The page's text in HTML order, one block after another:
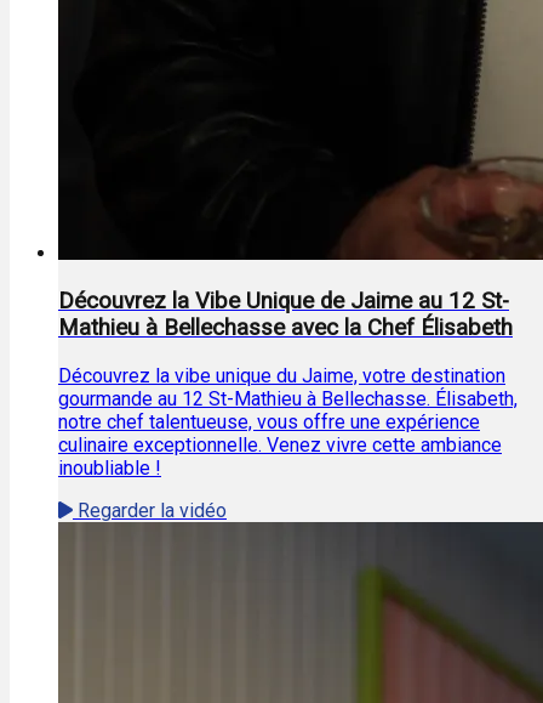
Découvrez la Vibe Unique de Jaime au 12 St-
Mathieu à Bellechasse avec la Chef Élisabeth
Découvrez la vibe unique du Jaime, votre destination
gourmande au 12 St-Mathieu à Bellechasse. Élisabeth,
notre chef talentueuse, vous offre une expérience
culinaire exceptionnelle. Venez vivre cette ambiance
inoubliable !
Regarder la vidéo